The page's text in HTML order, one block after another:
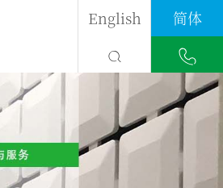
English 简体